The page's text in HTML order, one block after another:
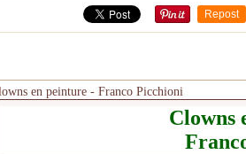
Repost
en peinture - Franco Picchioni
Clowns